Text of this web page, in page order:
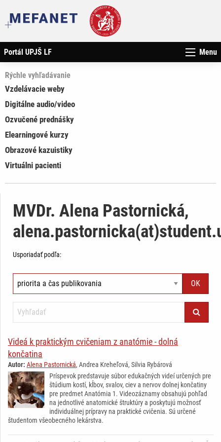
Portál UPJŠ LF Menu
Rýchle vyhľadávanie
Vzdelávacie weby
Digitálne audio/video
Ozvučené prednášky
Elearningové kurzy
Obrazové kazuistiky
Virtuálni pacienti
MVDr. Alena Pastornická,
Usporiadať podľa:
Videá k praktickým cvičeniam z anatómie - dolná
končatina
Autor: Alena Pastornická, Andrea Kreheľová, Silvia Rybárová
Príspevok predstavuje súbor edukačných videí určených pre
štúdium kostí, kĺbov, svalov, ciev a nervov dolnej končatiny
pre predmet Anatómia 1. Videozáznamy obsahujú pohľad
na jednotlivé anatomické štruktúry a poskytujú možnosť
individuálnej prípravy na praktické cvičenia. Sú určené
študentom všeobecného lekárstva.